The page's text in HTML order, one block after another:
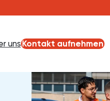
unsKontakt aufnehmen